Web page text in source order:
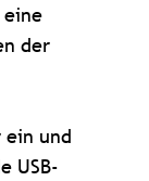
eine
der
ein und
USB-